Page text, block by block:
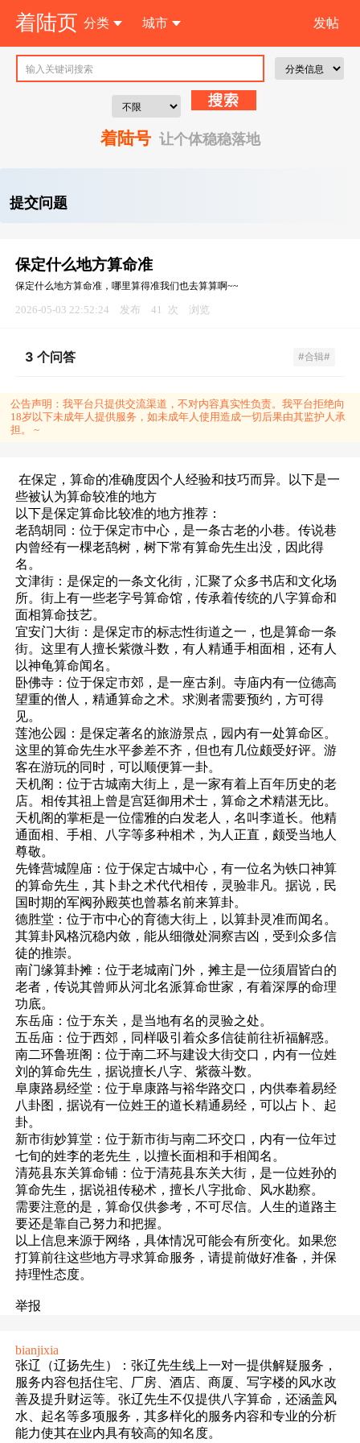
着陆页 分类 城市 发帖
注 册
着陆号让个体稳稳落地
提交问题
保定什么地方算命准
保定什么地方算命准，哪里算得准我们也去算算啊~~
2026-05-03 22:52:24 发布 41 次 浏览
3 个问答 #合辑#
公告声明： 我平台只提供交流渠道，不对内容真实性负责。我平台拒绝向
18岁以下未成年人提供服务，如未成年人使用造成一切后果由其监护人承
担。 ~
在保定，算命的准确度因个人经验和技巧而异。以下是一
些被认为算命较准的地方
以下是保定算命比较准的地方推荐：
老鸹胡同：位于保定市中心，是一条古老的小巷。传说巷
内曾经有一棵老鸹树，树下常有算命先生出没，因此得
名。
文津街：是保定的一条文化街，汇聚了众多书店和文化场
所。街上有一些老字号算命馆，传承着传统的八字算命和
面相算命技艺。
宜安门大街：是保定市的标志性街道之一，也是算命一条
街。这里有人擅长紫微斗数，有人精通手相面相，还有人
以神龟算命闻名。
卧佛寺：位于保定市郊，是一座古刹。寺庙内有一位德高
望重的僧人，精通算命之术。求测者需要预约，方可得
见。
莲池公园：是保定著名的旅游景点，园内有一处算命区。
这里的算命先生水平参差不齐，但也有几位颇受好评。游
客在游玩的同时，可以顺便算一卦。
天机阁：位于古城南大街上，是一家有着上百年历史的老
店。相传其祖上曾是宫廷御用术士，算命之术精湛无比。
天机阁的掌柜是一位儒雅的白发老人，名叫李道长。他精
通面相、手相、八字等多种相术，为人正直，颇受当地人
尊敬。
先锋营城隍庙：位于保定古城中心，有一位名为铁口神算
的算命先生，其卜卦之术代代相传，灵验非凡。据说，民
国时期的军阀孙殿英也曾慕名前来算卦。
德胜堂：位于市中心的育德大街上，以算卦灵准而闻名。
其算卦风格沉稳内敛，能从细微处洞察吉凶，受到众多信
徒的推崇。
南门缘算卦摊：位于老城南门外，摊主是一位须眉皆白的
老者，传说其曾师从河北名派算命世家，有着深厚的命理
功底。
东岳庙：位于东关，是当地有名的灵验之处。
五岳庙：位于西郊，同样吸引着众多信徒前往祈福解惑。
南二环鲁班阁：位于南二环与建设大街交口，内有一位姓
刘的算命先生，据说擅长八字、紫薇斗数。
阜康路易经堂：位于阜康路与裕华路交口，内供奉着易经
八卦图，据说有一位姓王的道长精通易经，可以占卜、起
卦。
新市街妙算堂：位于新市街与南二环交口，内有一位年过
七旬的姓李的老先生，以擅长面相和手相闻名。
清苑县东关算命铺：位于清苑县东关大街，是一位姓孙的
算命先生，据说祖传秘术，擅长八字批命、风水勘察。
需要注意的是，算命仅供参考，不可尽信。人生的道路主
要还是靠自己努力和把握。
以上信息来源于网络，具体情况可能会有所变化。如果您
打算前往这些地方寻求算命服务，请提前做好准备，并保
持理性态度。
举报
bianjixia
张辽（辽扬先生）：张辽先生线上一对一提供解疑服务，
服务内容包括住宅、厂房、酒店、商厦、写字楼的风水改
善及提升财运等。张辽先生不仅提供八字算命，还涵盖风
水、起名等多项服务，其多样化的服务内容和专业的分析
能力使其在业内具有较高的知名度。